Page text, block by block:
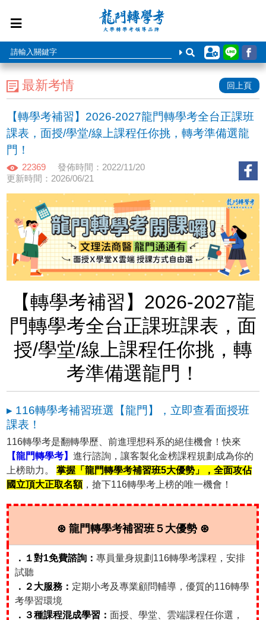
最新考情 回上頁
【轉學考補習】2026-2027龍門轉學考全台正課班
課表，面授/學堂/線上課程任你挑，轉考準備選龍
門！
22369
發佈時間：2022/11/20
更新時間：2026/06/21
【轉學考補習】2026-2027龍
門轉學考全台正課班課表，面
授/學堂/線上課程任你挑，轉
考準備選龍門！
▸ 116轉學考補習班選【龍門】，立即查看面授班
課表！
116轉學考是翻轉學歷、前進理想科系的絕佳機會！快來
【龍門轉學考】進行諮詢，讓客製化金榜課程規劃成為你的
上榜助力。掌握「龍門轉學考補習班5大優勢」，全面攻佔
國立頂大正取名額，搶下116轉學考上榜的唯一機會！
⊛ 龍門轉學考補習班５大優勢 ⊛
．１對1免費諮詢：專員量身規劃116轉學考課程，安排
試聽
．２大服務： 定期小考及專業顧問輔導，優質的116轉學
考學習環境
．３種課程混成學習：面授、學堂、雲端課程任你選，